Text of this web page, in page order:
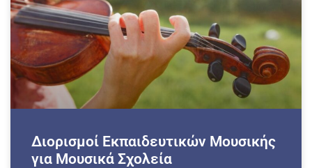
Διορισμοί Εκπαιδευτικών Μουσικής
για Μουσικά Σχολεία